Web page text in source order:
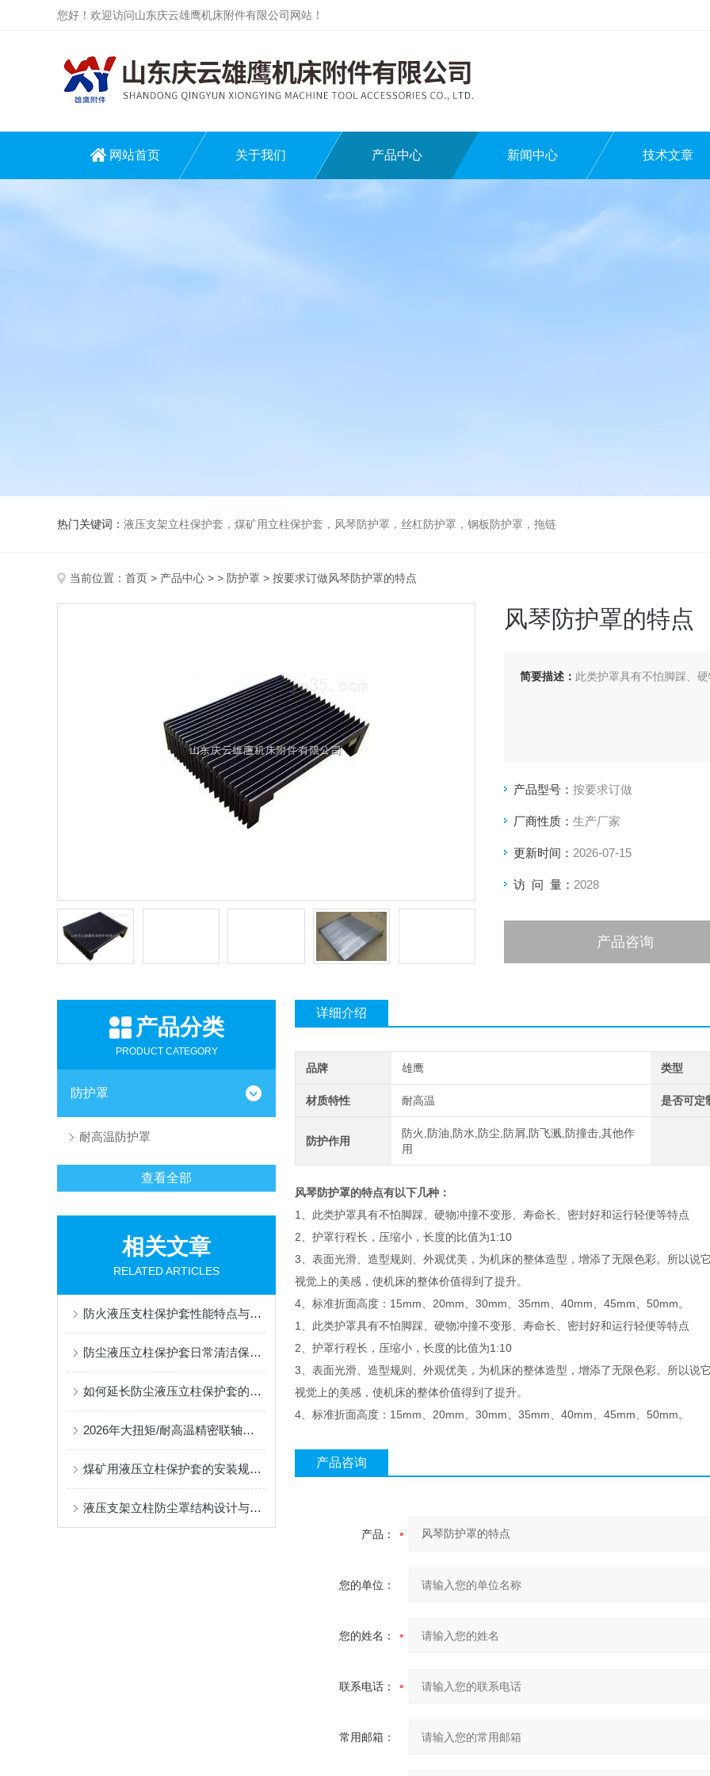
您好！欢迎访问山东庆云雄鹰机床附件有限公司网站！
网站首页 关于我们 产品中心 新闻中心 技术文章
热门关键词： 液压支架立柱保护套，煤矿用立柱保护套，风琴防护罩，丝杠防护罩，钢板防护罩，拖链
当前位置： 首页 > 产品中心 > > 防护罩 > 按要求订做风琴防护罩的特点
风琴防护罩的特点
简要描述： 此类护罩具有不怕脚踩、
产品型号： 按要求订做
厂商性质： 生产厂家
更新时间： 2026-07-15
访 问 量： 2028
产品咨询
产品分类
PRODUCT CATEGORY
防护罩
耐高温防护罩
查看全部
相关文章
RELATED ARTICLES
防火液压支柱保护套性能特点与阻燃防护应用
防尘液压立柱保护套日常清洁保养与更换规范
如何延长防尘液压立柱保护套的使用寿命？
2026年大扭矩/耐高温精密联轴器定制找哪家？能实现精准定制的优质厂家盘点
煤矿用液压立柱保护套的安装规范与使用寿命提升方案
液压支架立柱防尘罩结构设计与密封防护原理
详细介绍
品牌 雄鹰 类型
材质特性 耐高温 是否可定
防护作用
防火,防油,防水,防尘,防屑,防飞溅,防撞击,其他作
用
风琴防护罩的特点有以下几种：
1、此类护罩具有不怕脚踩、硬物冲撞不变形、寿命长、密封好和运行轻便等特点
2、护罩行程长，压缩小，长度的比值为1:10
3、表面光滑、造型规则、外观优美，为机床的整体造型，增添了无限色彩。所以说
视觉上的美感，使机床的整体价值得到了提升。
4、标准折面高度：15mm、20mm、30mm、35mm、40mm、45mm、50mm。
1、此类护罩具有不怕脚踩、硬物冲撞不变形、寿命长、密封好和运行轻便等特点
2、护罩行程长，压缩小，长度的比值为1:10
3、表面光滑、造型规则、外观优美，为机床的整体造型，增添了无限色彩。所以说
视觉上的美感，使机床的整体价值得到了提升。
4、标准折面高度：15mm、20mm、30mm、35mm、40mm、45mm、50mm。
产品咨询
产品：
您的单位：
您的姓名：
联系电话：
常用邮箱：